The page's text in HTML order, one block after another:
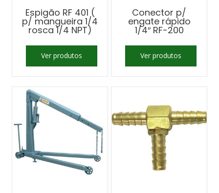
Espigão RF 401 (
p/ mangueira 1/4
rosca 1/4 NPT)
Ver produtos
Conector p/
engate rápido
1/4″ RF-200
Ver produtos